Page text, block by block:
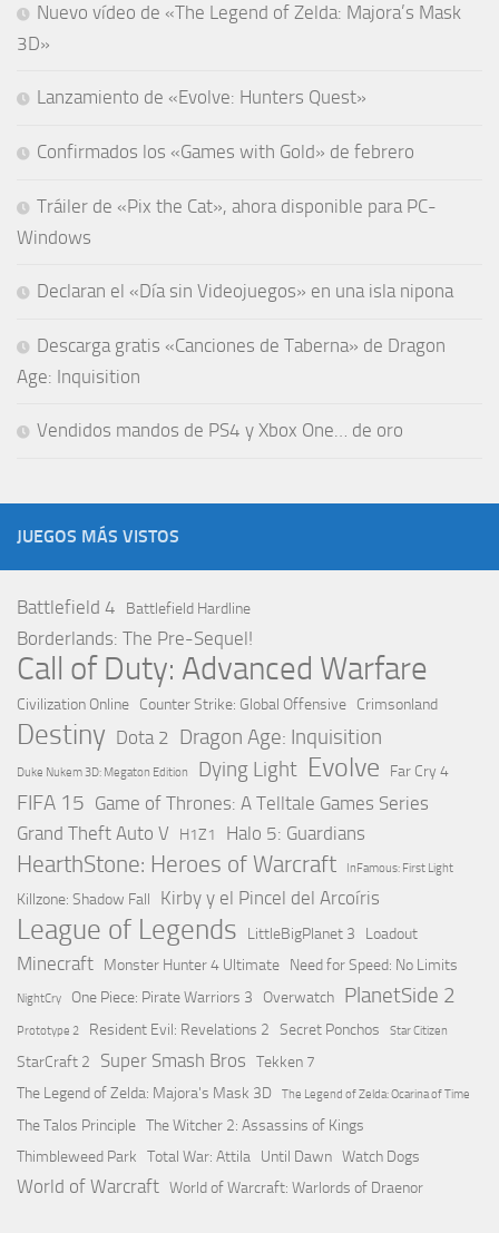
Nuevo vídeo de «The Legend of Zelda: Majora’s Mask
3D»
Lanzamiento de «Evolve: Hunters Quest»
Confirmados los «Games with Gold» de febrero
Tráiler de «Pix the Cat», ahora disponible para PC-
Windows
Declaran el «Día sin Videojuegos» en una isla nipona
Descarga gratis «Canciones de Taberna» de Dragon
Age: Inquisition
Vendidos mandos de PS4 y Xbox One… de oro
JUEGOS MÁS VISTOS
Battlefield 4 Battlefield Hardline
Borderlands: The Pre-Sequel!
Call of Duty: Advanced Warfare
Civilization Online Counter Strike: Global Offensive Crimsonland
Destiny Dota 2 Dragon Age: Inquisition
Duke Nukem 3D: Megaton Edition Dying Light Evolve Far Cry 4
FIFA 15 Game of Thrones: A Telltale Games Series
Grand Theft Auto V H1Z1 Halo 5: Guardians
HearthStone: Heroes of Warcraft InFamous: First Light
Killzone: Shadow Fall Kirby y el Pincel del Arcoíris
League of Legends LittleBigPlanet 3 Loadout
Minecraft Monster Hunter 4 Ultimate Need for Speed: No Limits
NightCry One Piece: Pirate Warriors 3 Overwatch PlanetSide 2
Prototype 2 Resident Evil: Revelations 2 Secret Ponchos Star Citizen
StarCraft 2 Super Smash Bros Tekken 7
The Legend of Zelda: Majora's Mask 3D
The Legend of Zelda: Ocarina of Time
The Talos Principle The Witcher 2: Assassins of Kings
Thimbleweed Park Total War: Attila Until Dawn Watch Dogs
World of Warcraft World of Warcraft: Warlords of Draenor